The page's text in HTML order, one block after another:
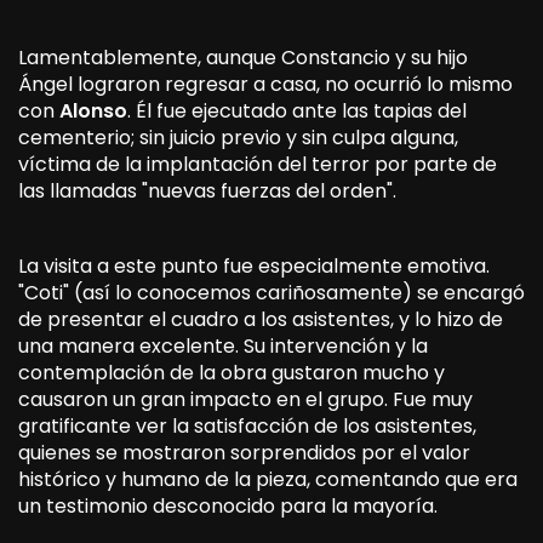
Lamentablemente, aunque Constancio y su hijo
Ángel lograron regresar a casa, no ocurrió lo mismo
conAlonso. Él fue ejecutado ante las tapias del
cementerio; sin juicio previo y sin culpa alguna,
víctima de la implantación del terror por parte de
las llamadas "nuevas fuerzas del orden".
La visita a este punto fue especialmente emotiva.
"Coti" (así lo conocemos cariñosamente) se encargó
de presentar el cuadro a los asistentes, y lo hizo de
una manera excelente. Su intervención y la
contemplación de la obra gustaron mucho y
causaron un gran impacto en el grupo. Fue muy
gratificante ver la satisfacción de los asistentes,
quienes se mostraron sorprendidos por el valor
histórico y humano de la pieza, comentando que era
un testimonio desconocido para la mayoría.